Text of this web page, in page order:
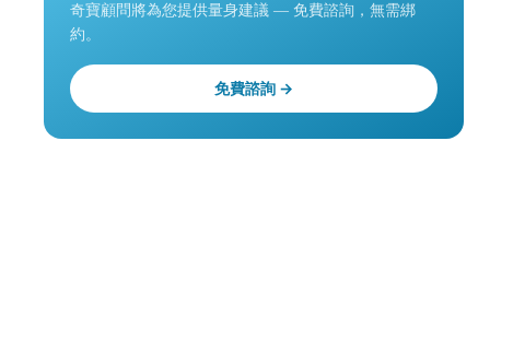
奇寶顧問將為您提供量身建議 — 免費諮詢，無需綁
約。
免費諮詢 →